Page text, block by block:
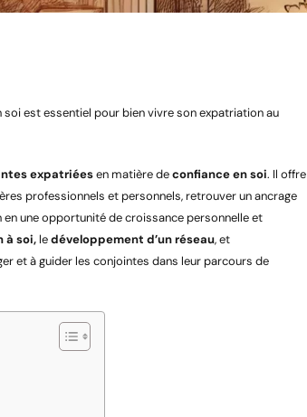
est essentiel pour bien vivre son expatriation au
expatriéesen matière deconfiance en soi. Il offre
professionnels et personnels, retrouver un ancrage
une opportunité de croissance personnelle et
à soi, ledéveloppement d’un réseau, et
et à guider les conjointes dans leur parcours de